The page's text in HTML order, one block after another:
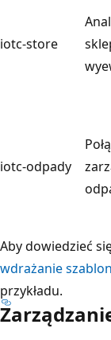
iotc-store
iotc-odpady
Aby dowiedzieć
wdrażanie
przykładu.